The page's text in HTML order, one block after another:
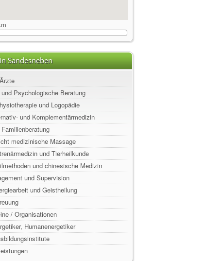
Sandesneben
Psychologische Beratung
und Logopädie
und Komplementärmedizin
medizinische Massage
und Tierheilkunde
und chinesische Medizin
und Supervision
und Geistheilung
/ Organisationen
Humanenergetiker